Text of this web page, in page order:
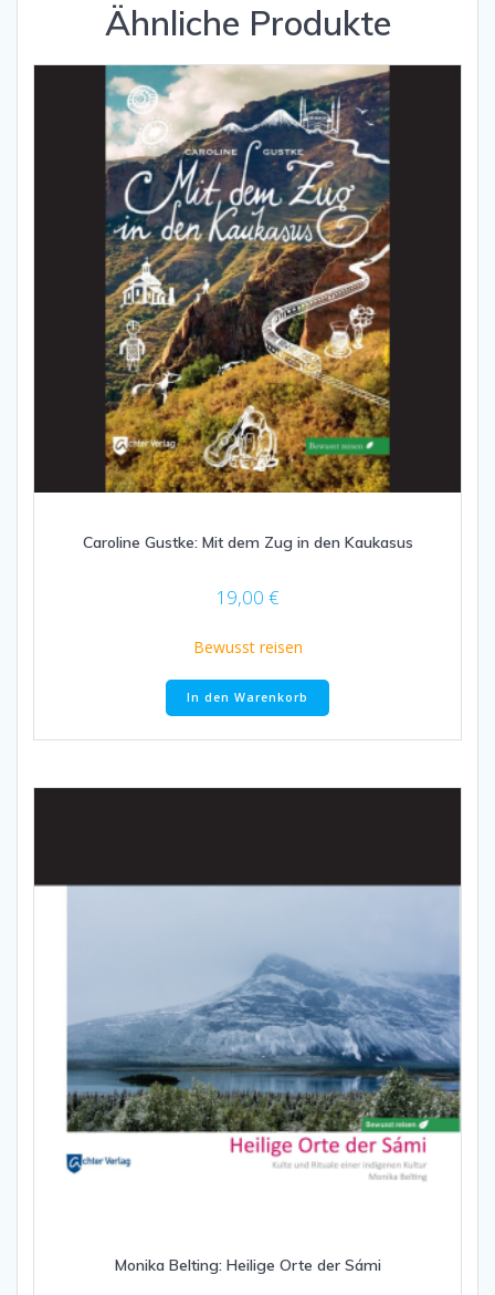
Ähnliche Produkte
Caroline Gustke: Mit dem Zug in den Kaukasus
19,00 €
Bewusst reisen
In den Warenkorb
Monika Belting: Heilige Orte der Sámi